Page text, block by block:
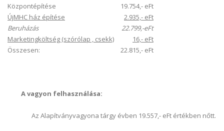
Központépítése
19.754,- eFt
ÚjMHC ház építése
2.935,- eFt
Beruházás
22.799,-eFt
Marketingköltség (szórólap , csekk)
16,- eFt
Összesen:
22.815,- eFt
A vagyon felhasználása:
Az Alapítványvagyona tárgy évben 19.557,- eFt értékben nőtt.